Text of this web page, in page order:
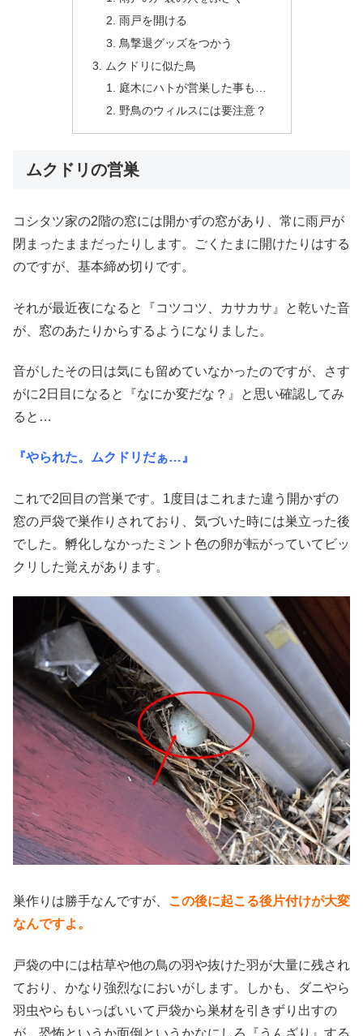
雨戸を開ける
鳥撃退グッズをつかう
ムクドリに似た鳥
庭木にハトが営巣した事も…
野鳥のウィルスには要注意？
ムクドリの営巣
コシタツ家の2階の窓には開かずの窓があり、常に雨戸が
閉まったままだったりします。ごくたまに開けたりはする
のですが、基本締め切りです。
それが最近夜になると『コツコツ、カサカサ』と乾いた音
が、窓のあたりからするようになりました。
音がしたその日は気にも留めていなかったのですが、さす
がに2日目になると『なにか変だな？』と思い確認してみ
ると…
『やられた。ムクドリだぁ…』
これで2回目の営巣です。1度目はこれまた違う開かずの
窓の戸袋で巣作りされており、気づいた時には巣立った後
でした。孵化しなかったミント色の卵が転がっていてビッ
クリした覚えがあります。
巣作りは勝手なんですが、 この後に起こる後片付けが大変
なんですよ。
戸袋の中には枯草や他の鳥の羽や抜けた羽が大量に残され
ており、かなり強烈なにおいがします。しかも、ダニやら
羽虫やらもいっぱいいて戸袋から巣材を引きずり出すの
が、恐怖というか面倒というかなにしろ『うんざり』する